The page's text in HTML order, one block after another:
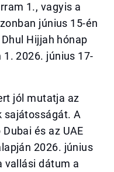
1., vagyis a
június 15-én
Hijjah hónap
2026. június 17-
jól mutatja az
sajátosságát. A
és az UAE
2026. június
vallási dátum a